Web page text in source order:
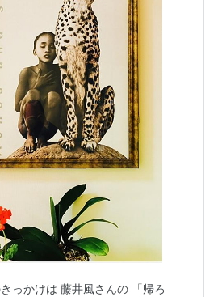
っかけは 藤井風さんの 「帰ろ